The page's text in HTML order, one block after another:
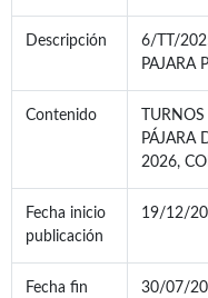
Descripción
6/TT/
PAJARA
Contenido
PÁJARA
2026,
Fecha inicio
publicación
19/12/
Fecha fin
30/07/